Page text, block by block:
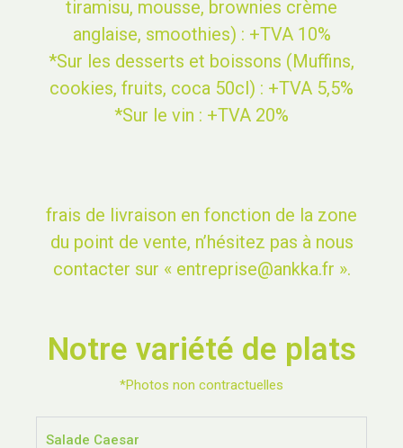
tiramisu, mousse, brownies crème
anglaise, smoothies) : +TVA 10%
*Sur les desserts et boissons (Muffins,
cookies, fruits, coca 50cl) : +TVA 5,5%
*Sur le vin : +TVA 20%
frais de livraison en fonction de la zone
du point de vente, n’hésitez pas à nous
contacter sur « entreprise@ankka.fr ».
Notre variété de plats
*Photos non contractuelles
Salade Caesar